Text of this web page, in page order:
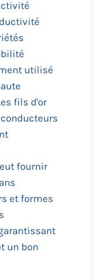
utilisé
fils d'or
fournir
et formes
un bon